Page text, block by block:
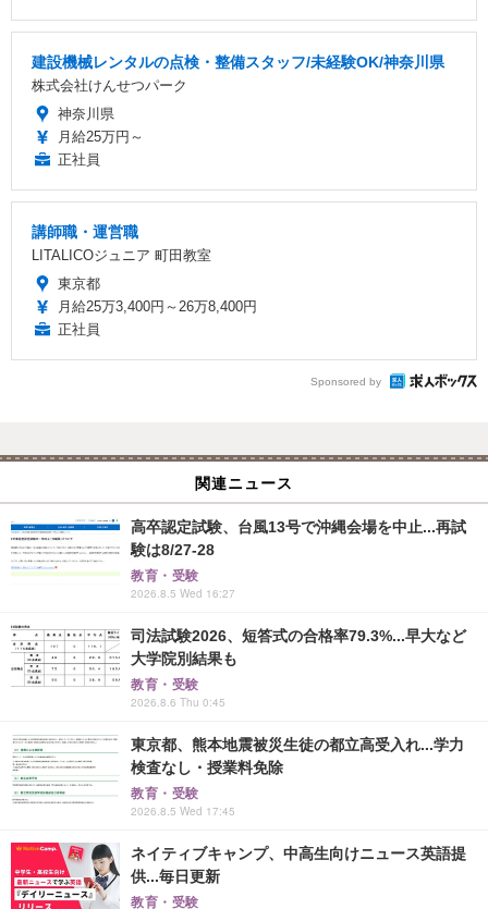
建設機械レンタルの点検・整備スタッフ/未経験OK/神奈川県
株式会社けんせつパーク
神奈川県
月給25万円～
正社員
講師職・運営職
LITALICOジュニア 町田教室
東京都
月給25万3,400円～26万8,400円
正社員
Sponsored by
関連ニュース
高卒認定試験、台風13号で沖縄会場を中止...再試
験は8/27-28
教育・受験
2026.8.5 Wed 16:27
司法試験2026、短答式の合格率79.3%...早大など
大学院別結果も
教育・受験
2026.8.6 Thu 0:45
東京都、熊本地震被災生徒の都立高受入れ...学力
検査なし・授業料免除
教育・受験
2026.8.5 Wed 17:45
ネイティブキャンプ、中高生向けニュース英語提
供...毎日更新
教育・受験